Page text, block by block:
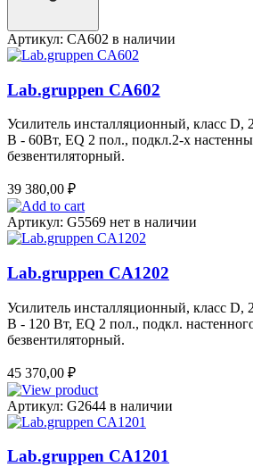
Артикул: CA602 в наличии
Lab.gruppen CA602
Усилитель инсталляционный, класс D,
B - 60Вт, EQ 2 пол., подкл.2-х
безвентиляторный.
39 380,00 ₽
Артикул: G5569 нет в наличии
Lab.gruppen CA1202
Усилитель инсталляционный, класс D,
B - 120 Вт, EQ 2 пол., подкл.
безвентиляторный.
45 370,00 ₽
Артикул: G2644 в наличии
Lab.gruppen CA1201